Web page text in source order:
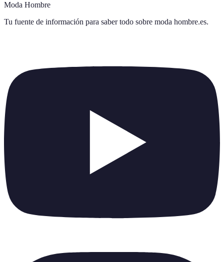
Moda Hombre
Tu fuente de información para saber todo sobre moda hombre.es.